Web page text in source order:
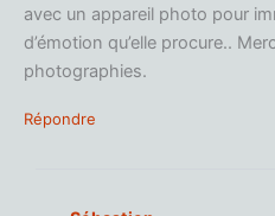
avec un appareil photo pour
d’émotion qu’elle procure..
photographies.
Répondre